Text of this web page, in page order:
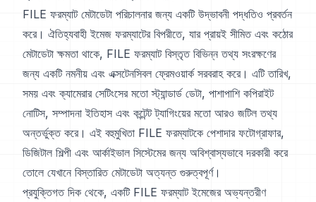
FILE ফরম্যাট মেটাডেটা পরিচালনার জন্য একটি উদ্ভাবনী পদ্ধতিও প্রবর্তন
করে। ঐতিহ্যবাহী ইমেজ ফরম্যাটের বিপরীতে, যার প্রায়ই সীমিত এবং কঠোর
মেটাডেটা ক্ষমতা থাকে, FILE ফরম্যাট বিস্তৃত বিভিন্ন তথ্য সংরক্ষণের
জন্য একটি নমনীয় এবং এক্সটেনসিবল ফ্রেমওয়ার্ক সরবরাহ করে। এটি তারিখ,
সময় এবং ক্যামেরার সেটিংসের মতো স্ট্যান্ডার্ড ডেটা, পাশাপাশি কপিরাইট
নোটিস, সম্পাদনা ইতিহাস এবং কন্টেন্ট ট্যাগিংয়ের মতো আরও জটিল তথ্য
অন্তর্ভুক্ত করে। এই বহুমুখিতা FILE ফরম্যাটকে পেশাদার ফটোগ্রাফার,
ডিজিটাল শিল্পী এবং আর্কাইভাল সিস্টেমের জন্য অবিশ্বাস্যভাবে দরকারী করে
তোলে যেখানে বিস্তারিত মেটাডেটা অত্যন্ত গুরুত্বপূর্ণ।
প্রযুক্তিগত দিক থেকে, একটি FILE ফরম্যাট ইমেজের অভ্যন্তরীণ